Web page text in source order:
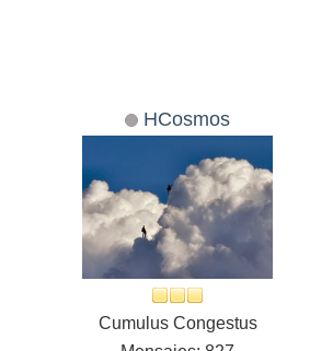
HCosmos
Cumulus Congestus